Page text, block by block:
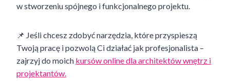
w stworzeniu spójnego i funkcjonalnego projektu.
📌 Jeśli chcesz zdobyć narzędzia, które przyspieszą
Twoją pracę i pozwolą Ci działać jak profesjonalista –
zajrzyj do moich kursów online dla architektów wnętrz i
projektantów.